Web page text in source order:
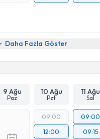
Daha Fazla Göster
9 Ağu
Paz
10 Ağu
Pzt
11 Ağu
Sal
09:00
12:00
09:00
09:15